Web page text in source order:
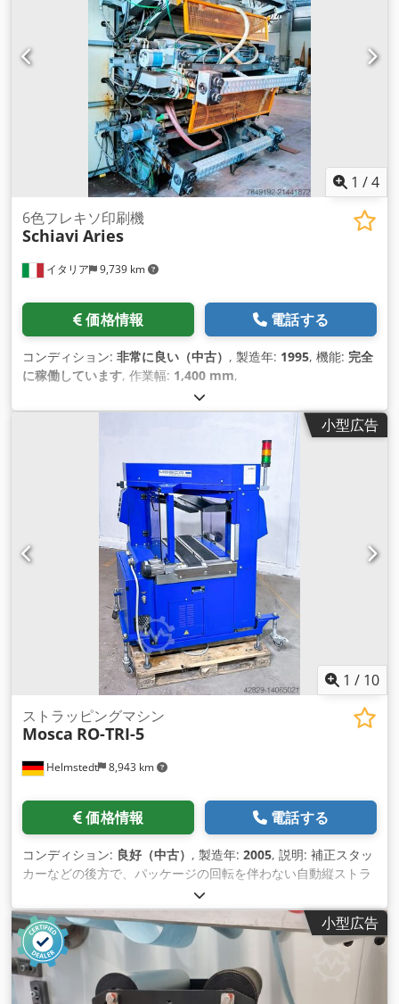
1 /4
イタリア 9,739 km
6色フレキソ印刷機
Schiavi Aries
価格情報 電話する
コンディション: 非常に良い（中古） , 製造年: 1995, 機能: 完全
に稼働しています, 作業幅: 1,400 mm,
小型広告
1 / 10
Helmstedt 8,943 km
ストラッピングマシン
Mosca RO-TRI-5
価格情報 電話する
コンディション: 良好（中古） , 製造年: 2005, 説明: 補正スタッ
カーなどの後方で、パッケージの回転を伴わない自動縦ストラ
ッピング。多くの場合、小包の包装ラインの一部です。 製造
年： 2005年 ストラップの種類：走行方向のシングルストラッ
ピング シングルストラッピングの速度： 最大36束/分 / 最大36
束/分 ダブルストラッピング速度：最大18本/分 / 最大18本/分
最大束サイズ (W x L): ~450 x 500 mm 最小束高さ: ~10 mm 最
大束高さ：～400 mm 最大束重量：～25 kg インフィード/アウ
小型広告